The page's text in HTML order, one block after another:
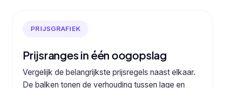
PRIJSGRAFIEK
Prijsranges in één oogopslag
Vergelijk de belangrijkste prijsregels naast elkaar.
De balken tonen de verhouding tussen lage en